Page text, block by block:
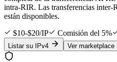
intra-RIR. Las transferencias
están disponibles.
$10-$20/IP
Comisión del 5%
Listar su IPv4 Ver marketplace